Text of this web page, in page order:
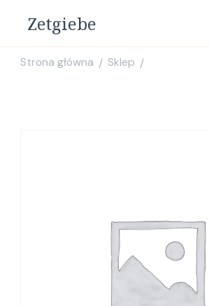
Zetgiebe
Strona główna / Sklep /